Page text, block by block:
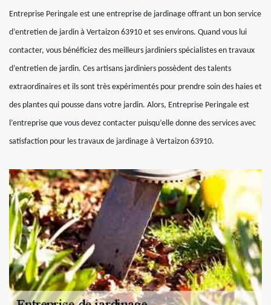
Entreprise Peringale est une entreprise de jardinage offrant un bon service
d’entretien de jardin à Vertaizon 63910 et ses environs. Quand vous lui
contacter, vous bénéficiez des meilleurs jardiniers spécialistes en travaux
d’entretien de jardin. Ces artisans jardiniers possèdent des talents
extraordinaires et ils sont très expérimentés pour prendre soin des haies et
des plantes qui pousse dans votre jardin. Alors, Entreprise Peringale est
l’entreprise que vous devez contacter puisqu’elle donne des services avec
satisfaction pour les travaux de jardinage à Vertaizon 63910.